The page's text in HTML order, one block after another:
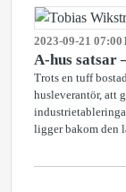
2023-09-21 07:00
A-hus satsar
Trots en tuff
husleverantör, att
ligger bakom den